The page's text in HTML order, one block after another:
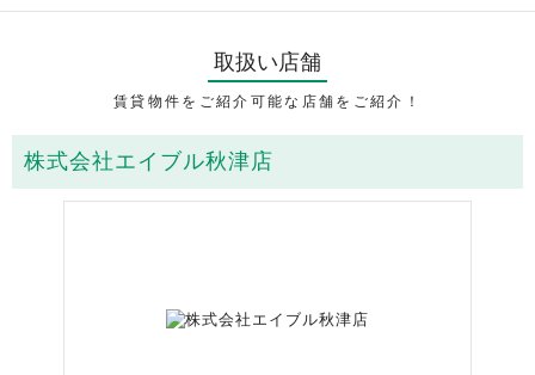
取扱い店舗
賃貸物件をご紹介可能な店舗をご紹介！
株式会社エイブル秋津店